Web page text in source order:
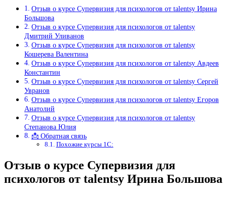
Отзыв о курсе Супервизия для психологов от talentsy Ирина
Большова
Отзыв о курсе Супервизия для психологов от talentsy
Дмитрий Уливанов
Отзыв о курсе Супервизия для психологов от talentsy
Кошерева Валентина
Отзыв о курсе Супервизия для психологов от talentsy Авдеев
Константин
Отзыв о курсе Супервизия для психологов от talentsy Сергей
Увранов
Отзыв о курсе Супервизия для психологов от talentsy Егоров
Анатолий
Отзыв о курсе Супервизия для психологов от talentsy
Степанова Юлия
📩 Обратная связь
Похожие курсы 1С:
Отзыв о курсе Супервизия для
психологов от talentsy Ирина Большова